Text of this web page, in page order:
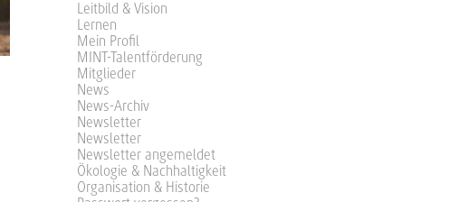
Leitbild & Vision
Lernen
Mein Profil
MINT-Talentförderung
Mitglieder
News
News-Archiv
Newsletter
Newsletter
Newsletter angemeldet
Ökologie & Nachhaltigkeit
Organisation & Historie